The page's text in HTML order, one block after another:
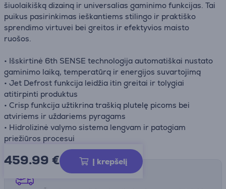
šiuolaikišką dizainą ir universalias gaminimo funkcijas. Tai
puikus pasirinkimas ieškantiems stilingo ir praktiško
sprendimo virtuvei bei greitos ir efektyvios maisto
ruošos.
• Išskirtinė 6th SENSE technologija automatiškai nustato
gaminimo laiką, temperatūrą ir energijos suvartojimą
• Jet Defrost funkcija leidžia itin greitai ir tolygiai
atitirpinti produktus
• Crisp funkcija užtikrina traškią plutelę picoms bei
atviriems ir uždariems pyragams
• Hidrolizinė valymo sistema lengvam ir patogiam
priežiūros procesui
459.99 € Į krepšelį
Pristatymo būdai